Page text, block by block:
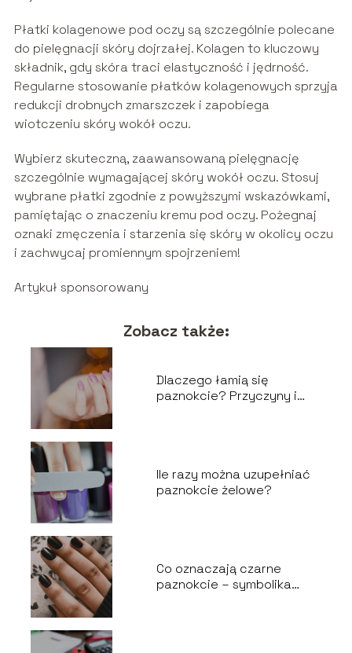
Płatki kolagenowe pod oczy są szczególnie polecane
do pielęgnacji skóry dojrzałej. Kolagen to kluczowy
składnik, gdy skóra traci elastyczność i jędrność.
Regularne stosowanie płatków kolagenowych sprzyja
redukcji drobnych zmarszczek i zapobiega
wiotczeniu skóry wokół oczu.
Wybierz skuteczną, zaawansowaną pielęgnację
szczególnie wymagającej skóry wokół oczu. Stosuj
wybrane płatki zgodnie z powyższymi wskazówkami,
pamiętając o znaczeniu kremu pod oczy. Pożegnaj
oznaki zmęczenia i starzenia się skóry w okolicy oczu
i zachwycaj promiennym spojrzeniem!
Artykuł sponsorowany
Zobacz także:
Dlaczego łamią się
paznokcie? Przyczyny i
Ile razy można uzupełniać
paznokcie żelowe?
Co oznaczają czarne
paznokcie – symbolika